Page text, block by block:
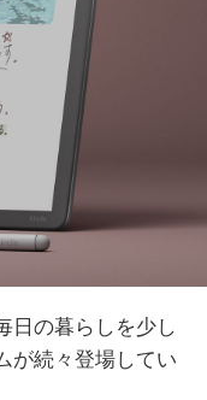
日の暮らしを少し
が続々登場してい